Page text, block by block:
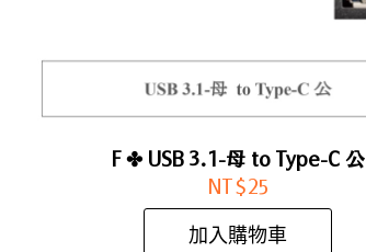
F ✤ USB 3.1-母 to Type-C 公
NT$25
加入購物車